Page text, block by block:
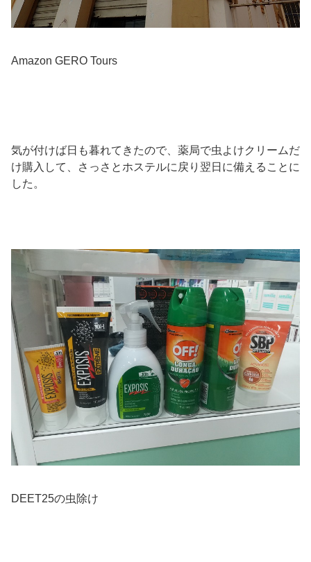
Amazon GERO Tours
気が付けば日も暮れてきたので、薬局で虫よけクリームだ
け購入して、さっさとホステルに戻り翌日に備えることに
した。
DEET25の虫除け